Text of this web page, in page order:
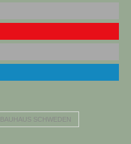
BAUHAUS SCHWEDEN